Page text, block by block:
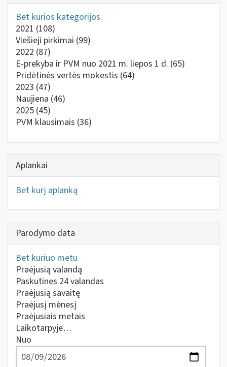
Bet kurios kategorijos
2021 (108)
Viešieji pirkimai (99)
2022 (87)
E-prekyba ir PVM nuo 2021 m. liepos 1 d. (65)
Pridėtinės vertės mokestis (64)
2023 (47)
Naujiena (46)
2025 (45)
PVM klausimais (36)
Aplankai
Bet kurį aplanką
Parodymo data
Bet kuriuo metu
Praėjusią valandą
Paskutines 24 valandas
Praėjusią savaitę
Praėjusį mėnesį
Praėjusiais metais
Laikotarpyje…
Nuo